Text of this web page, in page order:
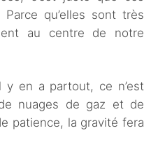
qu’elles sont très
au centre de notre
en a partout, ce n’est
nuages de gaz et de
patience, la gravité fera